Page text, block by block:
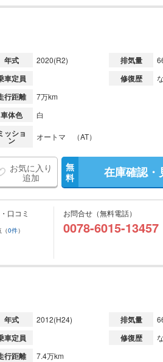
年式 2020(R2) 排気量
車定員 修復歴
行距離 7万km
車体色 白
ッショ
ン オートマ （AT）
お気に入り
追加
無
料
在庫確認・
口コミ
（0件）
お問合せ（無料電話）
0078-6015-13457
年式 2012(H24) 排気量
車定員 修復歴
行距離 7.4万km